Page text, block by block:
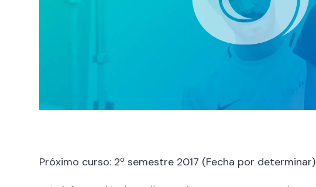
Próximo curso: 2º semestre 2017 (Fecha por determinar)